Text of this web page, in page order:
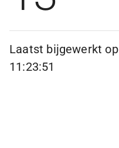
Laatst bijgewerkt op
11:23:51